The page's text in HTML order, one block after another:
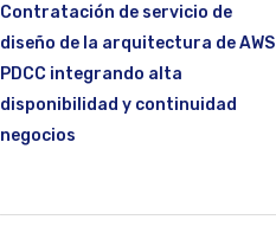
Contratación de servicio de
diseño de la arquitectura de AWS
PDCC integrando alta
disponibilidad y continuidad
negocios